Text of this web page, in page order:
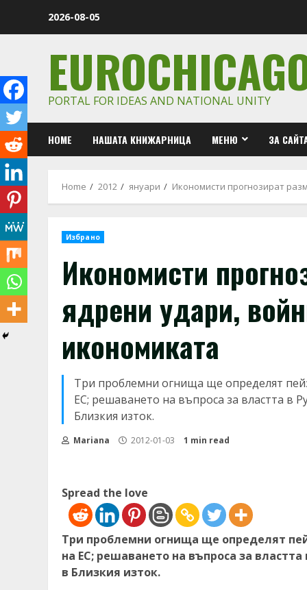
2026-08-05
PORTAL FOR IDEAS AND NATIONAL UNITY
HOME НАШАТА КНИЖАРНИЦА МЕНЮ ЗА
Home 2012 януари Икономисти прогнозират
Избрано
Икономисти
ядрени удари,
икономиката
Три проблемни огнища ще определят
ЕС; решаването на въпроса за властта в
Близкия изток.
Mariana 2012-01-03 1 min read
Spread the love
Три проблемни огнища ще определят
на ЕС; решаването на въпроса за
в Близкия изток.